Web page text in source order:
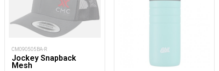
CM090505BA-R
Jockey Snapback
Mesh